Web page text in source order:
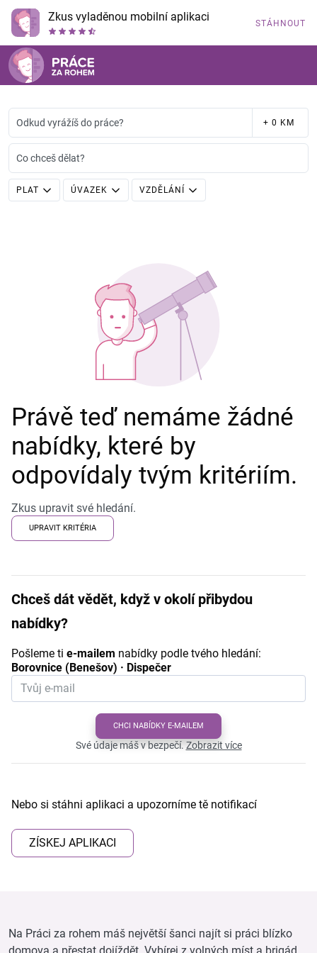
Zkus vyladěnou mobilní aplikaci STÁHNOUT
Odkud vyrážíš do práce? + 0 KM
Co chceš dělat?
PLAT ÚVAZEK VZDĚLÁNÍ
Právě teď nemáme žádné
nabídky, které by
odpovídaly tvým kritériím.
Zkus upravit své hledání.
UPRAVIT KRITÉRIA
Chceš dát vědět, když v okolí přibydou
nabídky?
Pošleme ti e-mailem nabídky podle tvého hledání:
Borovnice (Benešov) · Dispečer
CHCI NABÍDKY E-MAILEM
Své údaje máš v bezpečí.Zobrazit více
Nebo si stáhni aplikaci a upozorníme tě notifikací
ZÍSKEJ APLIKACI
Na Práci za rohem máš největší šanci najít si práci blízko
domova a přestat dojíždět. Vybírej z volných míst a brigád